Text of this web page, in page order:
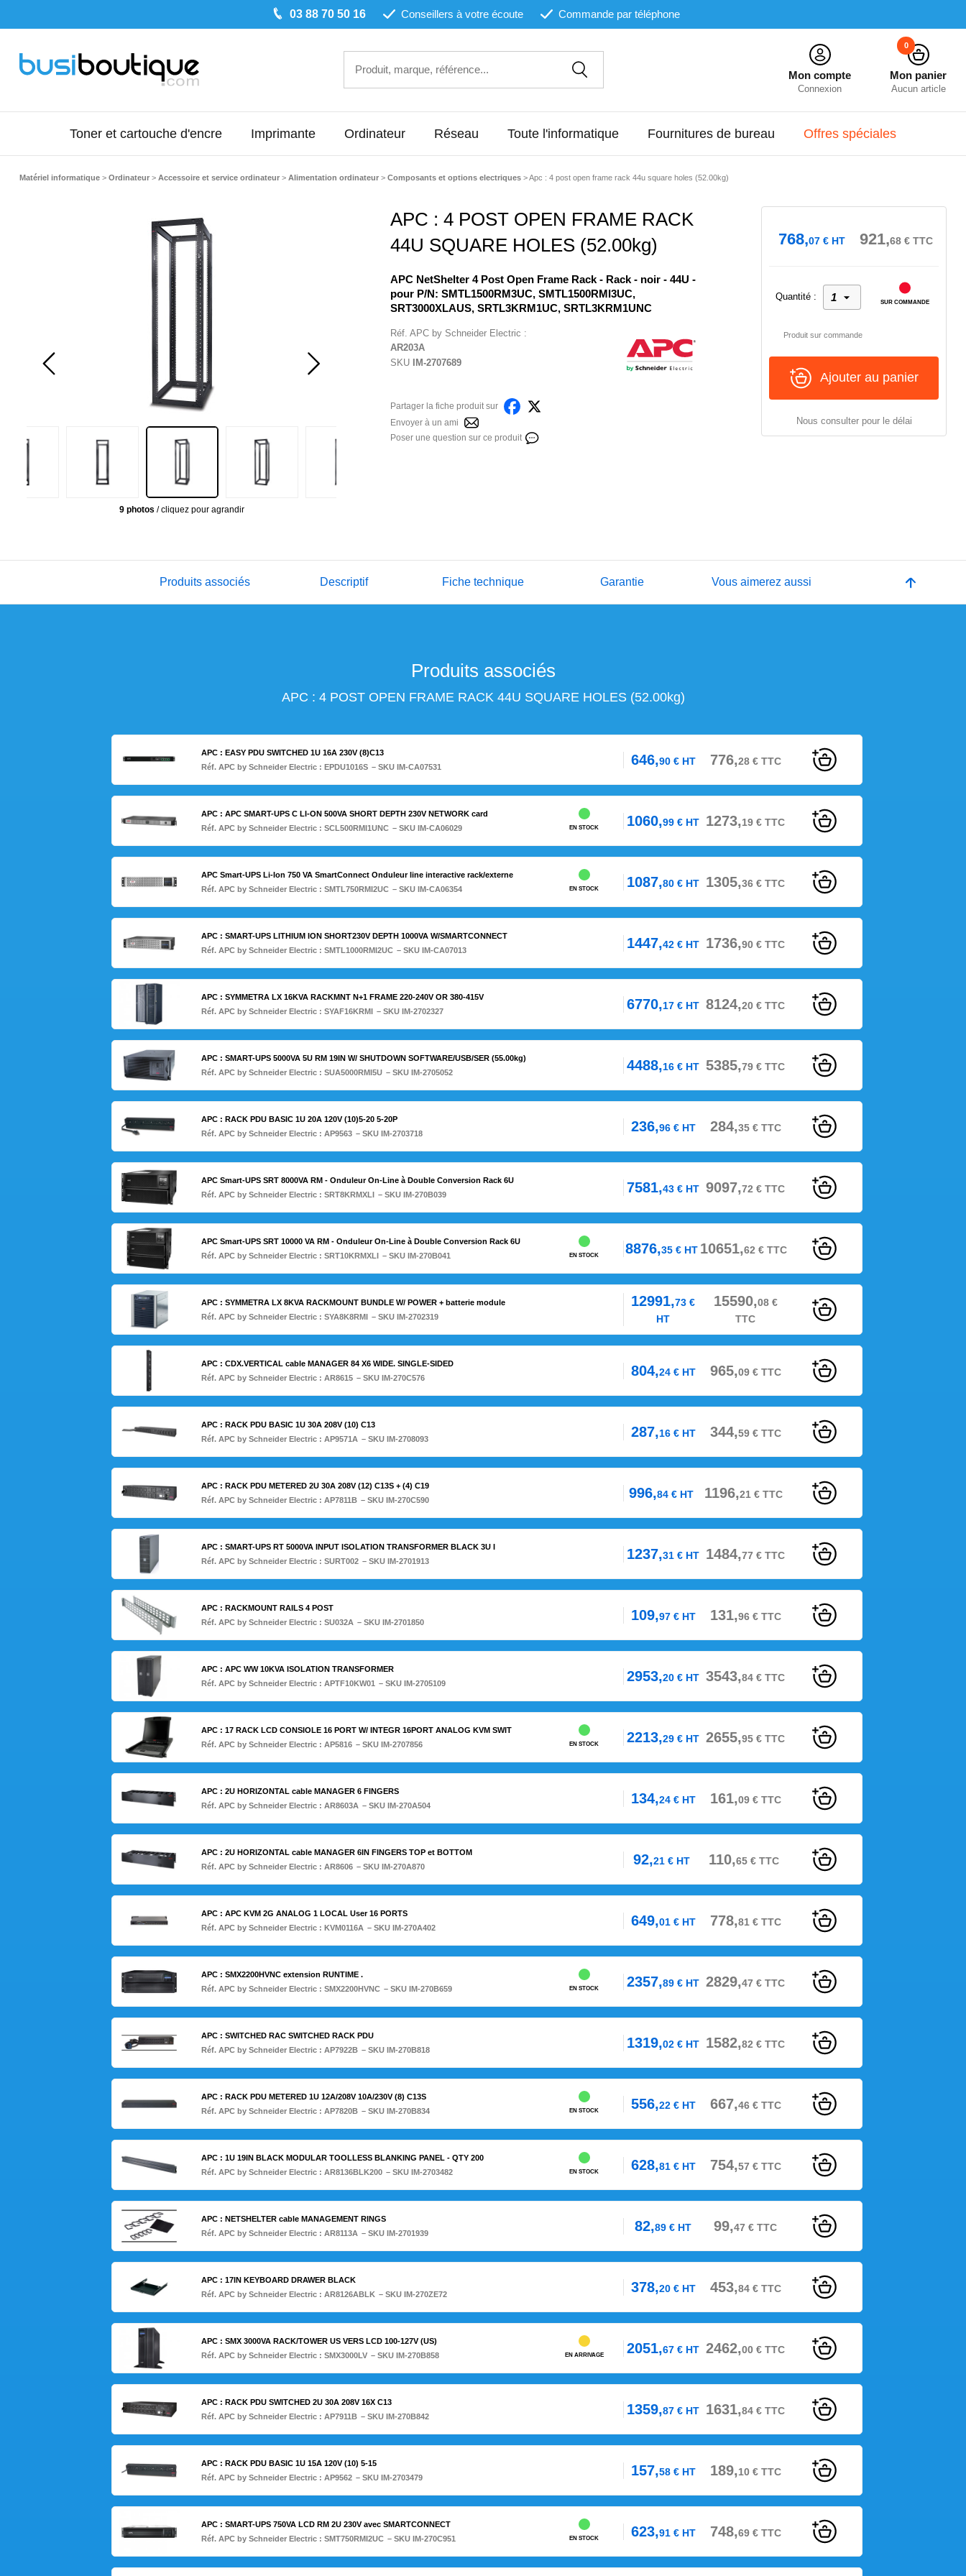
03 88 70 50 16 Conseillers à votre écoute Commande par téléphone
Mon compte
Connexion
Mon panier
Aucun article
0
Toner et cartouche d'encre Imprimante Ordinateur Réseau Toute l'informatique Fournitures de bureau Offres spéciales
Matériel informatique > Ordinateur > Accessoire et service ordinateur > Alimentation ordinateur > Composants et options electriques>Apc : 4 post open frame rack 44u square holes (52.00kg)
9 photos / cliquez pour agrandir
APC : 4 POST OPEN FRAME RACK
44U SQUARE HOLES (52.00kg)
APC NetShelter 4 Post Open Frame Rack - Rack - noir - 44U -
pour P/N: SMTL1500RM3UC, SMTL1500RMI3UC,
SRT3000XLAUS, SRTL3KRM1UC, SRTL3KRM1UNC
Réf. APC by Schneider Electric :
AR203A
SKU
IM-2707689
Partager la fiche produit sur
Envoyer à un ami
Poser une question sur ce produit
768,07€HT 921,68 € TTC
Quantité :
SUR COMMANDE
Produit sur commande
Ajouter au panier
Nous consulter pour le délai
Produits associés Descriptif Fiche technique Garantie Vous aimerez aussi
Produits associés
APC : 4 POST OPEN FRAME RACK 44U SQUARE HOLES (52.00kg)
APC : EASY PDU SWITCHED 1U 16A 230V (8)C13
Réf. APC by Schneider Electric : EPDU1016S – SKU IM-CA07531 646,90€HT 776,28€TTC
APC : APC SMART-UPS C LI-ON 500VA SHORT DEPTH 230V NETWORK card
Réf. APC by Schneider Electric : SCL500RMI1UNC – SKU IM-CA06029 EN STOCK 1060,99 € HT 1273,19 € TTC
APC Smart-UPS Li-Ion 750 VA SmartConnect Onduleur line interactive rack/externe
Réf. APC by Schneider Electric : SMTL750RMI2UC – SKU IM-CA06354 EN STOCK 1087,80 € HT 1305,36 € TTC
APC : SMART-UPS LITHIUM ION SHORT230V DEPTH 1000VA W/SMARTCONNECT
Réf. APC by Schneider Electric : SMTL1000RMI2UC – SKU IM-CA07013 1447,42 € HT 1736,90 € TTC
APC : SYMMETRA LX 16KVA RACKMNT N+1 FRAME 220-240V OR 380-415V
Réf. APC by Schneider Electric : SYAF16KRMI – SKU IM-2702327 6770,17 € HT 8124,20 € TTC
APC : SMART-UPS 5000VA 5U RM 19IN W/ SHUTDOWN SOFTWARE/USB/SER (55.00kg)
Réf. APC by Schneider Electric : SUA5000RMI5U – SKU IM-2705052 4488,16 € HT 5385,79 € TTC
APC : RACK PDU BASIC 1U 20A 120V (10)5-20 5-20P
Réf. APC by Schneider Electric : AP9563 – SKU IM-2703718 236,96€HT 284,35€TTC
APC Smart-UPS SRT 8000VA RM - Onduleur On-Line à Double Conversion Rack 6U
Réf. APC by Schneider Electric : SRT8KRMXLI – SKU IM-270B039 7581,43 € HT 9097,72 € TTC
APC Smart-UPS SRT 10000 VA RM - Onduleur On-Line à Double Conversion Rack 6U
Réf. APC by Schneider Electric : SRT10KRMXLI – SKU IM-270B041 EN STOCK 8876,35€HT 10651,62 €TTC
APC : SYMMETRA LX 8KVA RACKMOUNT BUNDLE W/ POWER + batterie module
Réf. APC by Schneider Electric : SYA8K8RMI – SKU IM-2702319
12991,73 €
HT
15590,08€
TTC
APC : CDX.VERTICAL cable MANAGER 84 X6 WIDE. SINGLE-SIDED
Réf. APC by Schneider Electric : AR8615 – SKU IM-270C576 804,24€HT 965,09€TTC
APC : RACK PDU BASIC 1U 30A 208V (10) C13
Réf. APC by Schneider Electric : AP9571A – SKU IM-2708093 287,16€HT 344,59€TTC
APC : RACK PDU METERED 2U 30A 208V (12) C13S + (4) C19
Réf. APC by Schneider Electric : AP7811B – SKU IM-270C590 996,84 € HT 1196,21 € TTC
APC : SMART-UPS RT 5000VA INPUT ISOLATION TRANSFORMER BLACK 3U I
Réf. APC by Schneider Electric : SURT002 – SKU IM-2701913 1237,31 € HT 1484,77 € TTC
APC : RACKMOUNT RAILS 4 POST
Réf. APC by Schneider Electric : SU032A – SKU IM-2701850 109,97€HT 131,96€TTC
APC : APC WW 10KVA ISOLATION TRANSFORMER
Réf. APC by Schneider Electric : APTF10KW01 – SKU IM-2705109 2953,20 € HT 3543,84 € TTC
APC : 17 RACK LCD CONSIOLE 16 PORT W/ INTEGR 16PORT ANALOG KVM SWIT
Réf. APC by Schneider Electric : AP5816 – SKU IM-2707856 EN STOCK 2213,29 € HT 2655,95 € TTC
APC : 2U HORIZONTAL cable MANAGER 6 FINGERS
Réf. APC by Schneider Electric : AR8603A – SKU IM-270A504 134,24€HT 161,09€TTC
APC : 2U HORIZONTAL cable MANAGER 6IN FINGERS TOP et BOTTOM
Réf. APC by Schneider Electric : AR8606 – SKU IM-270A870 92,21€HT 110,65€TTC
APC : APC KVM 2G ANALOG 1 LOCAL User 16 PORTS
Réf. APC by Schneider Electric : KVM0116A – SKU IM-270A402 649,01€HT 778,81 €TTC
APC : SMX2200HVNC extension RUNTIME .
Réf. APC by Schneider Electric : SMX2200HVNC – SKU IM-270B659 EN STOCK 2357,89 € HT 2829,47 € TTC
APC : SWITCHED RAC SWITCHED RACK PDU
Réf. APC by Schneider Electric : AP7922B – SKU IM-270B818 1319,02 € HT 1582,82 € TTC
APC : RACK PDU METERED 1U 12A/208V 10A/230V (8) C13S
Réf. APC by Schneider Electric : AP7820B – SKU IM-270B834 EN STOCK 556,22€HT 667,46€TTC
APC : 1U 19IN BLACK MODULAR TOOLLESS BLANKING PANEL - QTY 200
Réf. APC by Schneider Electric : AR8136BLK200 – SKU IM-2703482 EN STOCK 628,81€HT 754,57 €TTC
APC : NETSHELTER cable MANAGEMENT RINGS
Réf. APC by Schneider Electric : AR8113A – SKU IM-2701939 82,89 € HT 99,47 € TTC
APC : 17IN KEYBOARD DRAWER BLACK
Réf. APC by Schneider Electric : AR8126ABLK – SKU IM-270ZE72 378,20€HT 453,84€TTC
APC : SMX 3000VA RACK/TOWER US VERS LCD 100-127V (US)
Réf. APC by Schneider Electric : SMX3000LV – SKU IM-270B858 EN ARRIVAGE 2051,67 € HT 2462,00 € TTC
APC : RACK PDU SWITCHED 2U 30A 208V 16X C13
Réf. APC by Schneider Electric : AP7911B – SKU IM-270B842 1359,87 € HT 1631,84 € TTC
APC : RACK PDU BASIC 1U 15A 120V (10) 5-15
Réf. APC by Schneider Electric : AP9562 – SKU IM-2703479 157,58€HT 189,10€TTC
APC : SMART-UPS 750VA LCD RM 2U 230V avec SMARTCONNECT
Réf. APC by Schneider Electric : SMT750RMI2UC – SKU IM-270C951 EN STOCK 623,91€HT 748,69€TTC